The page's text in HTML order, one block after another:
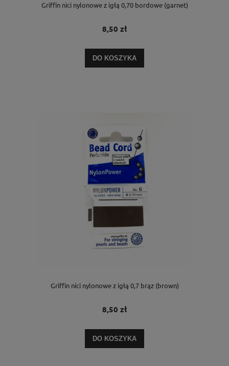
Griffin nici nylonowe z igłą 0,70 bordowe (garnet)
8,50 zł
DO KOSZYKA
Griffin nici nylonowe z igłą 0,7 brąz (brown)
8,50 zł
DO KOSZYKA